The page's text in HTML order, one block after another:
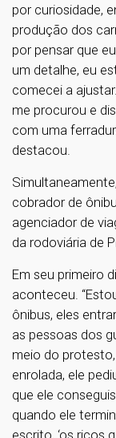
por curiosidade,
produção dos
por pensar que
um detalhe, eu
comecei a
me procurou e
com uma
destacou.
cobrador de
agenciador de
da rodoviária de
Em seu primeiro
aconteceu.
ônibus, eles
as pessoas dos
meio do
enrolada, ele
que ele
quando ele
escrito, ‘os ricos